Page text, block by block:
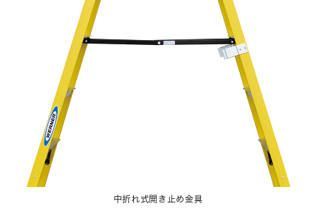
中折れ式開き止め金具